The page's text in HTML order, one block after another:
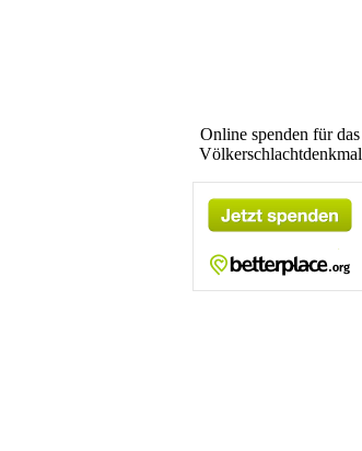
Online spenden für das
Völkerschlachtdenkmal